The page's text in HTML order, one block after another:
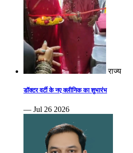
राज्य
डॉक्टर वर्टी के नए क्लीनिक का शुभारंभ
— Jul 26 2026